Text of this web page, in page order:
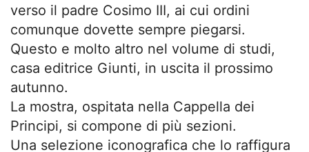
verso il padre Cosimo III, ai cui ordini
comunque dovette sempre piegarsi.
Questo e molto altro nel volume di studi,
casa editrice Giunti, in uscita il prossimo
autunno.
La mostra, ospitata nella Cappella dei
Principi, si compone di più sezioni.
Una selezione iconografica che lo raffigura